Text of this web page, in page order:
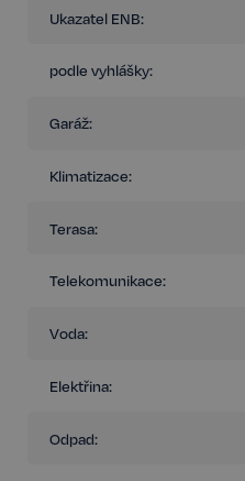
Ukazatel ENB:
podle vyhlášky:
Garáž:
Klimatizace:
Terasa:
Telekomunikace:
Voda:
Elektřina:
Odpad: